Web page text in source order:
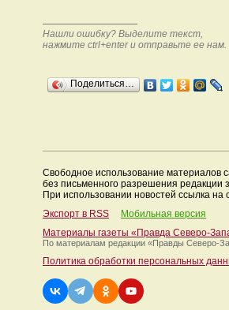
Нашли ошибку? Выделите текст,
нажмите ctrl+enter и отправьте ее нам.
Поделиться…
Свободное использование материалов
без письменного разрешения редакции
При использовании новостей ссылка на
Экспорт в RSS
Мобильная версия
Материалы газеты «Правда Северо-
По материалам редакции «Правды Северо-
Политика обработки персональных